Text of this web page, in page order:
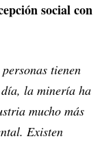
social con
tienen
día, la minería ha
mucho más
Existen